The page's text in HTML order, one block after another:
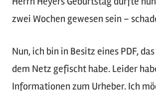
zwei Wochen gewesen sein –
Nun, ich bin in Besitz eines PDF,
dem Netz gefischt habe. Leider
Informationen zum Urheber. Ich